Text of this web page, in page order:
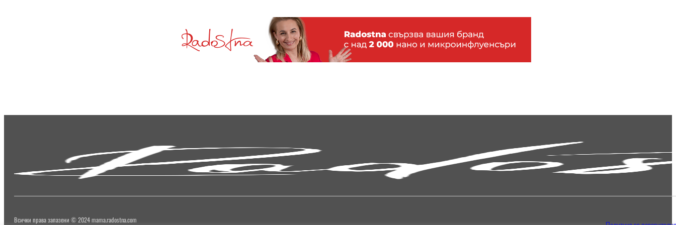
Всички права запазени © 2024 mama.radostna.com